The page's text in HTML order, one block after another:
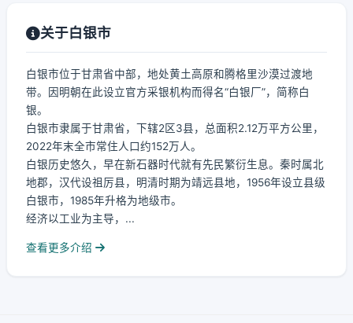
关于白银市
白银市位于甘肃省中部，地处黄土高原和腾格里沙漠过渡地
带。因明朝在此设立官方采银机构而得名“白银厂”，简称白
银。
白银市隶属于甘肃省，下辖2区3县，总面积2.12万平方公里，
2022年末全市常住人口约152万人。
白银历史悠久，早在新石器时代就有先民繁衍生息。秦时属北
地郡，汉代设祖厉县，明清时期为靖远县地，1956年设立县级
白银市，1985年升格为地级市。
经济以工业为主导，...
查看更多介绍